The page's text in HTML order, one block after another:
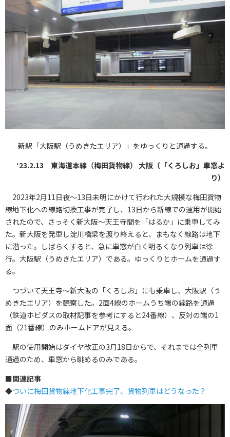
新駅「大阪駅（うめきたエリア）」をゆっくりと通過する。
‘23.2.13 東海道本線（梅田貨物線） 大阪（「くろしお」車窓よ
り）
2023年2月11日夜～13日未明にかけて行われた大規模な梅田貨物
線地下化への線路切換工事が完了し、13日から新線での運用が開始
されたので、さっそく新大阪～天王寺間を「はるか」に乗車してみ
た。新大阪を発車し淀川橋梁を渡り終えると、まもなく線路は地下
に潜った。しばらくすると、急に車窓が白く明るくなり列車は徐
行。大阪駅（うめきたエリア）である。ゆっくりとホームを通過す
る。
つづいて天王寺～新大阪の「くろしお」にも乗車し、大阪駅（う
めきたエリア）を観察した。2面4線のホームうち端の線路を通過
（鉄道ホビダスの取材記事を参考にすると24番線）、反対の端の1
面（21番線）のみホームドアが見える。
駅の使用開始はダイヤ改正の3月18日からで、それまでは全列車
通過のため、車窓から眺めるのみである。
■関連記事
◆ついに梅田貨物線地下化工事完了、貨物列車はどうなった？